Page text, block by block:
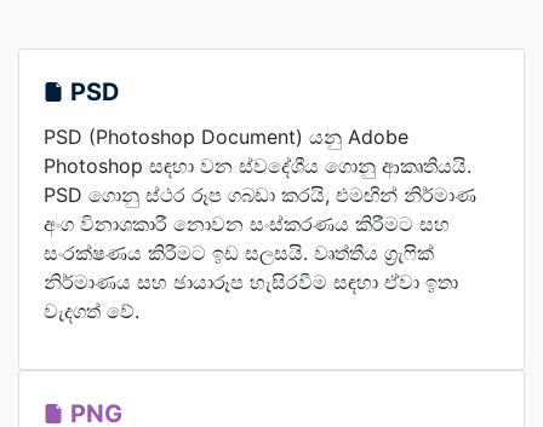
PSD
PSD (Photoshop Document) යනු Adobe
Photoshop සඳහා වන ස්වදේශීය ගොනු ආකෘතියයි.
PSD ගොනු ස්ථර රූප ගබඩා කරයි, එමඟින් නිර්මාණ
අංග විනාශකාරී නොවන සංස්කරණය කිරීමට සහ
සංරක්ෂණය කිරීමට ඉඩ සලසයි. වෘත්තීය ග්‍රැෆික්
නිර්මාණය සහ ඡායාරූප හැසිරවීම සඳහා ඒවා ඉතා
වැදගත් වේ.
PNG